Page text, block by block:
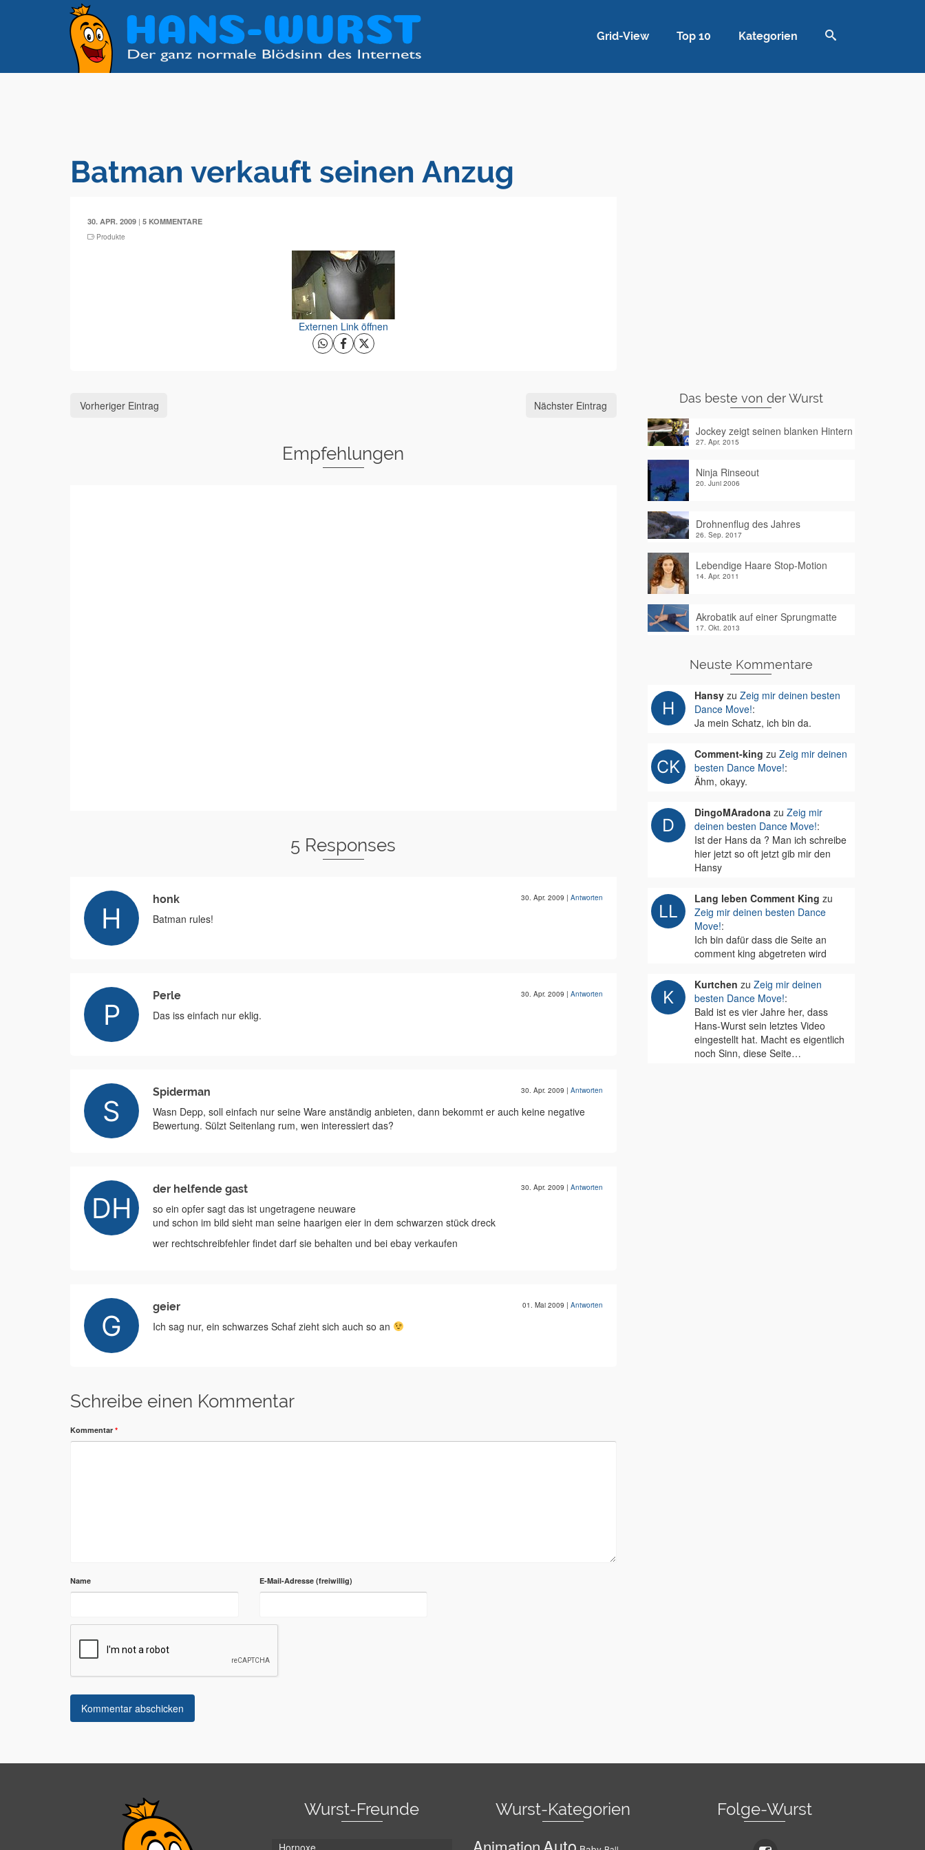
Grid-View Top 10 Kategorien
Batman verkauft seinen Anzug
30. APR. 2009 | 5 KOMMENTARE
Produkte
Externen Link öffnen
Vorheriger Eintrag Nächster Eintrag
Empfehlungen
5 Responses
honk 30. Apr. 2009 | Antworten
Batman rules!
Perle 30. Apr. 2009 | Antworten
Das iss einfach nur eklig.
Spiderman 30. Apr. 2009 | Antworten
Wasn Depp, soll einfach nur seine Ware anständig anbieten, dann bekommt er auch keine negative
Bewertung. Sülzt Seitenlang rum, wen interessiert das?
der helfende gast 30. Apr. 2009 | Antworten
so ein opfer sagt das ist ungetragene neuware
und schon im bild sieht man seine haarigen eier in dem schwarzen stück dreck
wer rechtschreibfehler findet darf sie behalten und bei ebay verkaufen
geier 01. Mai 2009 | Antworten
Ich sag nur, ein schwarzes Schaf zieht sich auch so an
Schreibe einen Kommentar
Kommentar *
Name E-Mail-Adresse
Das beste von der Wurst
Jockey zeigt seinen blanken Hintern
27. Apr. 2015
Ninja Rinseout
20. Juni 2006
Drohnenflug des Jahres
26. Sep. 2017
Lebendige Haare Stop-Motion
14. Apr. 2011
Akrobatik auf einer Sprungmatte
17. Okt. 2013
Neuste Kommentare
Hansyzu Zeig mir deinen besten
Dance Move!:
Ja mein Schatz, ich bin da.
Comment-king zu Zeig mir deinen
besten Dance Move!:
Ähm, okayy.
DingoMAradonazu Zeig mir
deinen besten Dance Move!:
Ist der Hans da ? Man ich schreibe
hier jetzt so oft jetzt gib mir den
Hansy
Lang leben Comment King zu
Zeig mir deinen besten Dance
Move!:
Ich bin dafür dass die Seite an
comment king abgetreten wird
Kurtchen zu Zeig mir deinen
besten Dance Move!:
Bald ist es vier Jahre her, dass
Hans-Wurst sein letztes Video
eingestellt hat. Macht es eigentlich
noch Sinn, diese Seite…
Wurst-Freunde
Hornoxe
Wurst-Kategorien Folge-Wurst